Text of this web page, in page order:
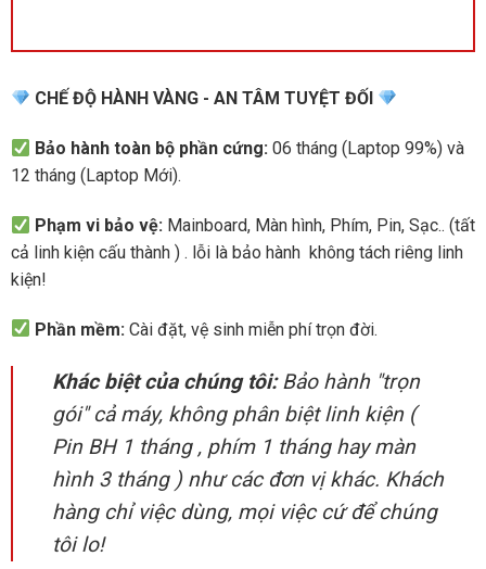
CHẾ ĐỘ HÀNH VÀNG - AN TÂM TUYỆT ĐỐI
Bảo hành toàn bộ phần cứng: 06 tháng (Laptop 99%) và
12 tháng (Laptop Mới).
Phạm vi bảo vệ: Mainboard, Màn hình, Phím, Pin, Sạc.. (tất
cả linh kiện cấu thành ) . lỗi là bảo hành không tách riêng linh
kiện!
Phần mềm: Cài đặt, vệ sinh miễn phí trọn đời.
Khác biệt của chúng tôi:Bảo hành "trọn
gói" cả máy, không phân biệt linh kiện (
Pin BH 1 tháng , phím 1 tháng hay màn
hình 3 tháng ) như các đơn vị khác. Khách
hàng chỉ việc dùng, mọi việc cứ để chúng
tôi lo!